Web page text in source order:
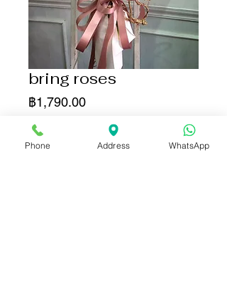
bring roses
฿1,790.00ราคา
จำนวน
Phone Address WhatsApp